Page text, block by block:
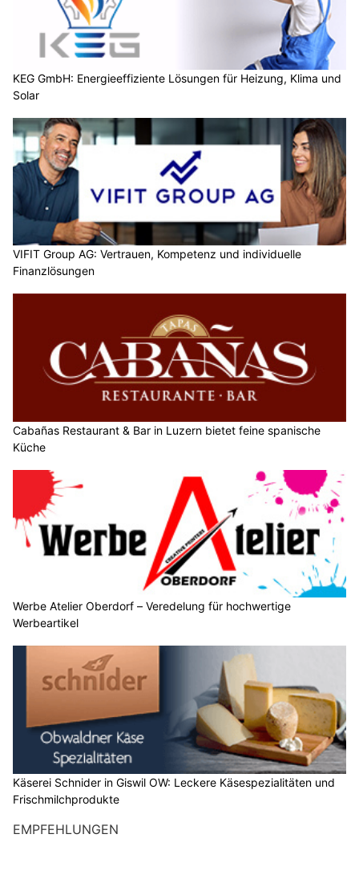
KEG GmbH: Energieeffiziente Lösungen für Heizung, Klima und
Solar
VIFIT Group AG: Vertrauen, Kompetenz und individuelle
Finanzlösungen
Cabañas Restaurant & Bar in Luzern bietet feine spanische
Küche
Werbe Atelier Oberdorf – Veredelung für hochwertige
Werbeartikel
Käserei Schnider in Giswil OW: Leckere Käsespezialitäten und
Frischmilchprodukte
EMPFEHLUNGEN